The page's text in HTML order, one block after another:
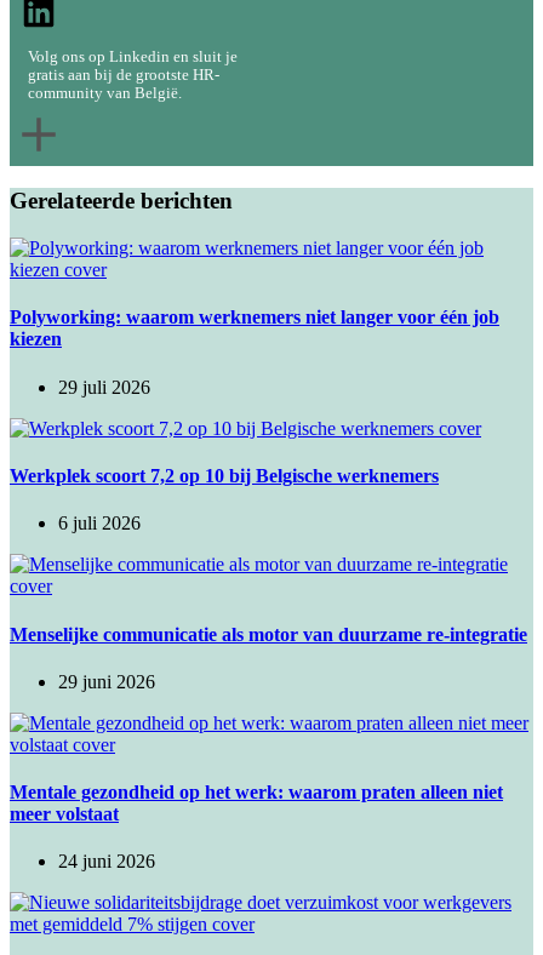
Volg ons op Linkedin en sluit je
gratis aan bij de grootste HR-
community van België.
Gerelateerde berichten
Polyworking: waarom werknemers niet langer voor één job
kiezen
29 juli 2026
Werkplek scoort 7,2 op 10 bij Belgische werknemers
6 juli 2026
Menselijke communicatie als motor van duurzame re-integratie
29 juni 2026
Mentale gezondheid op het werk: waarom praten alleen niet
meer volstaat
24 juni 2026